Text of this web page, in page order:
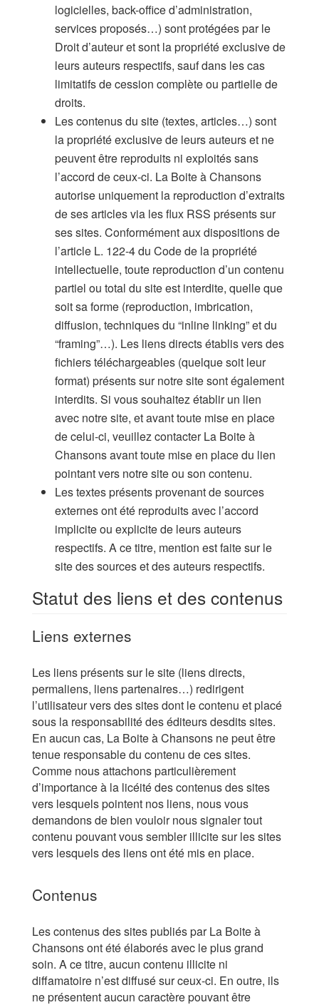
logicielles, back-office d’administration,
services proposés…) sont protégées par le
Droit d’auteur et sont la propriété exclusive de
leurs auteurs respectifs, sauf dans les cas
limitatifs de cession complète ou partielle de
droits.
Les contenus du site (textes, articles…) sont
la propriété exclusive de leurs auteurs et ne
peuvent être reproduits ni exploités sans
l’accord de ceux-ci. La Boite à Chansons
autorise uniquement la reproduction d’extraits
de ses articles via les flux RSS présents sur
ses sites. Conformément aux dispositions de
l’article L. 122-4 du Code de la propriété
intellectuelle, toute reproduction d’un contenu
partiel ou total du site est interdite, quelle que
soit sa forme (reproduction, imbrication,
diffusion, techniques du “inline linking” et du
“framing”…). Les liens directs établis vers des
fichiers téléchargeables (quelque soit leur
format) présents sur notre site sont également
interdits. Si vous souhaitez établir un lien
avec notre site, et avant toute mise en place
de celui-ci, veuillez contacter La Boite à
Chansons avant toute mise en place du lien
pointant vers notre site ou son contenu.
Les textes présents provenant de sources
externes ont été reproduits avec l’accord
implicite ou explicite de leurs auteurs
respectifs. A ce titre, mention est faite sur le
site des sources et des auteurs respectifs.
Statut des liens et des contenus
Liens externes
Les liens présents sur le site (liens directs,
permaliens, liens partenaires…) redirigent
l’utilisateur vers des sites dont le contenu et placé
sous la responsabilité des éditeurs desdits sites.
En aucun cas, La Boite à Chansons ne peut être
tenue responsable du contenu de ces sites.
Comme nous attachons particulièrement
d’importance à la licéité des contenus des sites
vers lesquels pointent nos liens, nous vous
demandons de bien vouloir nous signaler tout
contenu pouvant vous sembler illicite sur les sites
vers lesquels des liens ont été mis en place.
Contenus
Les contenus des sites publiés par La Boite à
Chansons ont été élaborés avec le plus grand
soin. A ce titre, aucun contenu illicite ni
diffamatoire n’est diffusé sur ceux-ci. En outre, ils
ne présentent aucun caractère pouvant être